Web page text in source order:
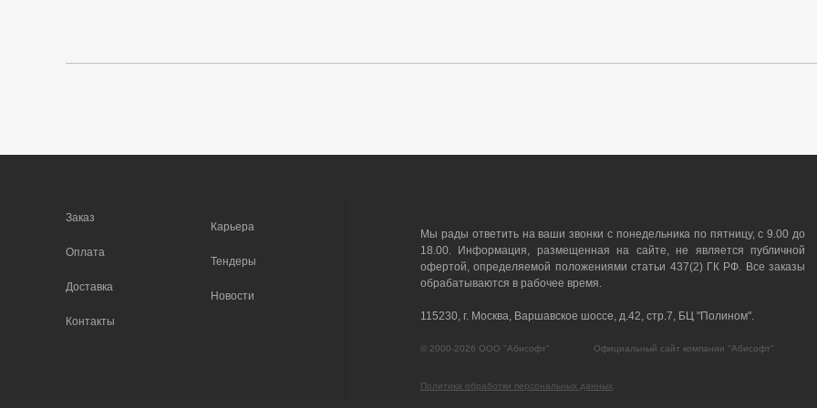
Заказ
Оплата
Доставка
Контакты
Карьера
Тендеры
Новости
Мы рады ответить на ваши звонки с понедельника по пятницу, с 9.00 до
18.00. Информация, размещенная на сайте, не является публичной
офертой, определяемой положениями статьи 437(2) ГК РФ. Все заказы
обрабатываются в рабочее время.
115230, г. Москва, Варшавское шоссе, д.42, стр.7, БЦ "Полином".
© 2000-2026 ООО "Абисофт" Официальный сайт компании "Абисофт"
Политика обработки персональных данных